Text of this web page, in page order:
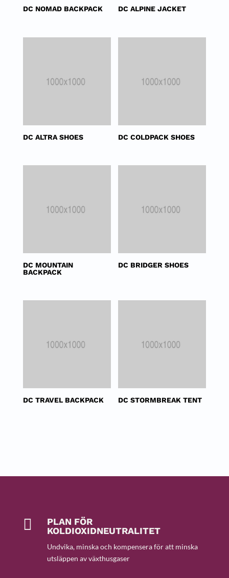
DC NOMAD BACKPACK DC ALPINE JACKET
DC ALTRA SHOES DC COLDPACK SHOES
DC MOUNTAIN
BACKPACK
DC BRIDGER SHOES
DC TRAVEL BACKPACK DC STORMBREAK TENT

PLAN FÖR
KOLDIOXIDNEUTRALITET
Undvika, minska och kompensera för att minska
utsläppen av växthusgaser